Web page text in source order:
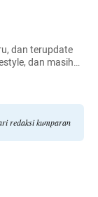
dan terupdate
dan masih
redaksi kumparan